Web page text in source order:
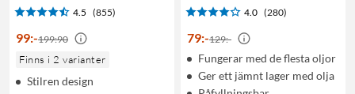
4.5 (855)
99:-199:90
Finns i 2 varianter
Stilren design
4.0 (280)
79:-129:-
Fungerar med de flesta oljor
Ger ett jämnt lager med olja